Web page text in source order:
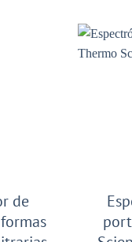
$19,999.00.
de